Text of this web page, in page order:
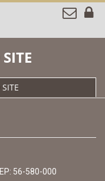
56-580-000